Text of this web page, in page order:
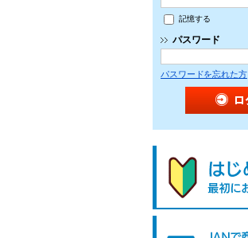
記憶する
パスワード
パスワードを忘れた方